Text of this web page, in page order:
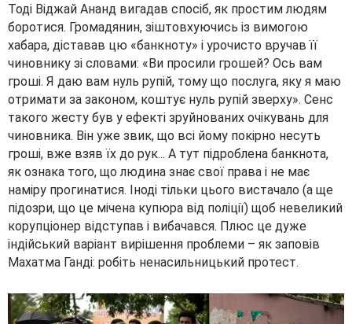
Тоді Віджай Ананд вигадав спосіб, як простим людям
боротися. Громадянин, зіштовхуючись із вимогою
хабара, діставав цю «банкноту» і урочисто вручав її
чиновнику зі словами: «Ви просили грошей? Ось вам
гроші. Я даю вам нуль рупій, тому що послуга, яку я маю
отримати за законом, коштує нуль рупій зверху». Сенс
такого жесту був у ефекті зруйнованих очікувань для
чиновника. Він уже звик, що всі йому покірно несуть
гроші, вже взяв їх до рук... А тут підроблена банкнота,
як ознака того, що людина знає свої права і не має
наміру прогинатися. Іноді тільки цього вистачало (а ще
підозри, що це мічена купюра від поліції) щоб невеликий
корупціонер відступав і вибачався. Плюс це дуже
індійський варіант вирішення проблеми – як заповів
Махатма Ганді: робіть ненасильницький протест.